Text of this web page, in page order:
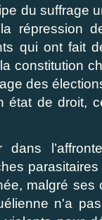
du suffrage
répression
qui ont fait
constitution
des
état de droit,
malgré
n'a